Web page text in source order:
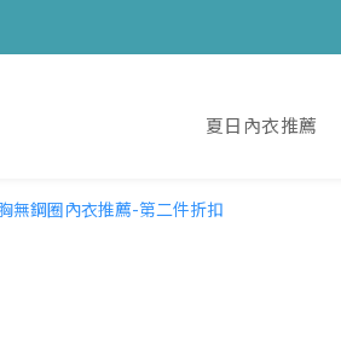
夏日內衣推薦